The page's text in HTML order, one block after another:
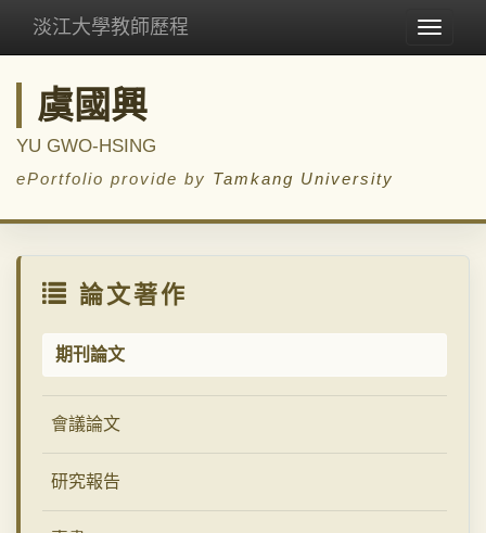
Toggle
淡江大學教師歷程
虞國興
YU GWO-HSING
ePortfolio provide by Tamkang University
論文著作
期刊論文
會議論文
研究報告